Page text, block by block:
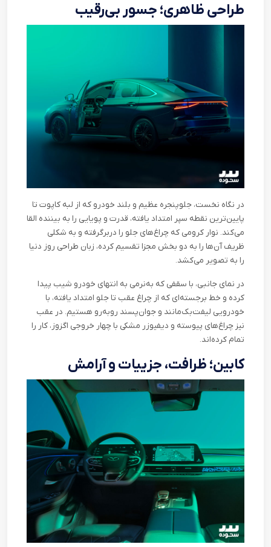
طراحی ظاهری؛ جسور بی‌رقیب
در نگاه نخست، جلوپنجره عظیم و بلند خودرو که از لبه کاپوت تا
پایین‌ترین نقطه سپر امتداد یافته، قدرت و پویایی را به بیننده القا
می‌کند. نوار کرومی که چراغ‌های جلو را دربرگرفته و به شکلی
ظریف آن‌ها را به دو بخش مجزا تقسیم کرده، زبان طراحی روز دنیا
را به تصویر می‌کشد.
در نمای جانبی، با سقفی که به‌نرمی به انتهای خودرو شیب پیدا
کرده و خط برجسته‌ای که از چراغ عقب تا جلو امتداد یافته، با
خودرویی لیفت‌بک‌مانند و جوان‌پسند روبه‌رو هستیم. در عقب
نیز چراغ‌های پیوسته و دیفیوزر مشکی با چهار خروجی اگزوز، کار را
تمام کرده‌اند.
کابین؛ ظرافت، جزییات و آرامش